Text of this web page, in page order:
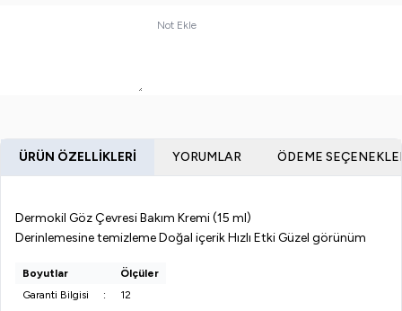
Not Ekle
ÜRÜN ÖZELLIKLERI YORUMLAR ÖDEME
Dermokil Göz Çevresi Bakım Kremi (15 ml)
Derinlemesine temizleme Doğal içerik Hızlı Etki Güzel görünüm
Boyutlar
Ölçüler
Garanti Bilgisi
: 12